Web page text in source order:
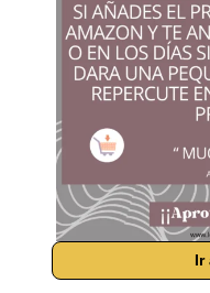
Devolución
Descripción
Comprar los productos
Intermitentes integrados
Amortiguación delantera
Intermitentes integrados
seguridad TCS (Control
localizar Apple Find My
Información adicional
Ir